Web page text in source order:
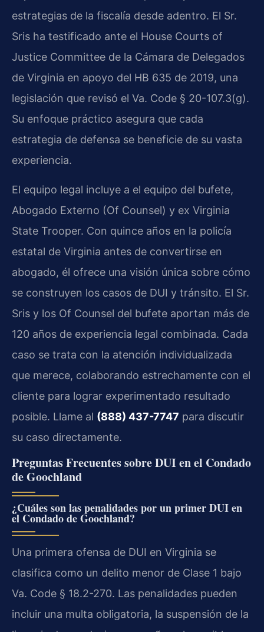
estrategias de la fiscalía desde adentro. El Sr.
Sris ha testificado ante el House Courts of
Justice Committee de la Cámara de Delegados
de Virginia en apoyo del HB 635 de 2019, una
legislación que revisó el Va. Code § 20-107.3(g).
Su enfoque práctico asegura que cada
estrategia de defensa se beneficie de su vasta
experiencia.
El equipo legal incluye a el equipo del bufete,
Abogado Externo (Of Counsel) y ex Virginia
State Trooper. Con quince años en la policía
estatal de Virginia antes de convertirse en
abogado, él ofrece una visión única sobre cómo
se construyen los casos de DUI y tránsito. El Sr.
Sris y los Of Counsel del bufete aportan más de
120 años de experiencia legal combinada. Cada
caso se trata con la atención individualizada
que merece, colaborando estrechamente con el
cliente para lograr experimentado resultado
posible. Llame al (888) 437-7747 para discutir
su caso directamente.
Preguntas Frecuentes sobre DUI en el Condado
de Goochland
¿Cuáles son las penalidades por un primer DUI en
el Condado de Goochland?
Una primera ofensa de DUI en Virginia se
clasifica como un delito menor de Clase 1 bajo
Va. Code § 18.2-270. Las penalidades pueden
incluir una multa obligatoria, la suspensión de la